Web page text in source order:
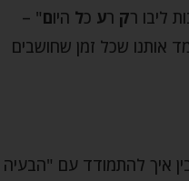
ליבו רק רע כל היום" –
אותנו שכל זמן שחושבים
איך להתמודד עם "הבעיה